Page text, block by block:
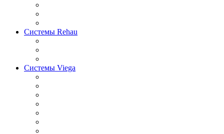
Системы Rehau
Системы Viega